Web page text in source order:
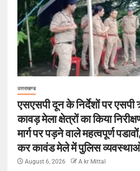
उत्तराखण्ड
एसएसपी दून के निर्देशों पर एसपी
कावड़ मेला क्षेत्रों का किया
मार्ग पर पड़ने वाले महत्वपूर्ण
कर कावंड मेले में पुलिस
August 6, 2026 A kr Mittal